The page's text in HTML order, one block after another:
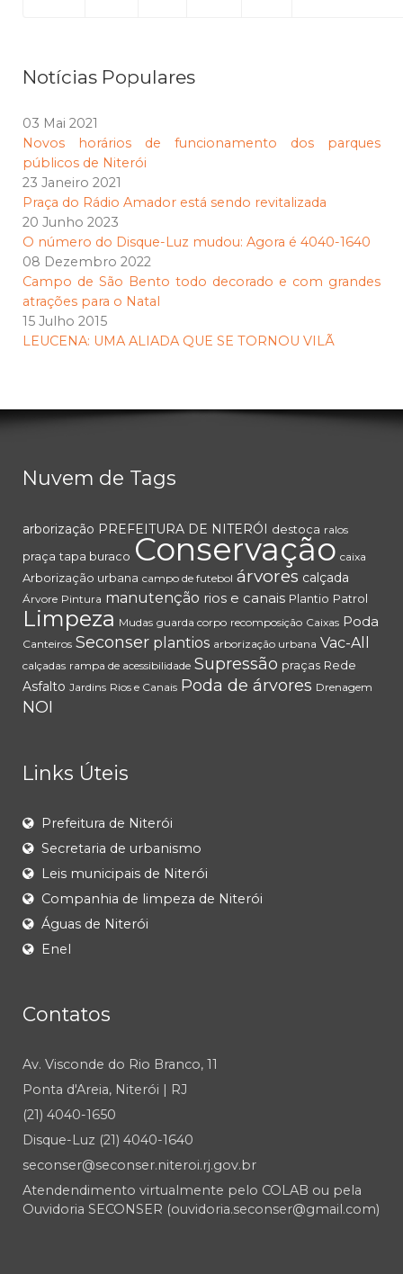
Notícias Populares
03 Mai 2021
Novos horários de funcionamento dos parques
públicos de Niterói
23 Janeiro 2021
Praça do Rádio Amador está sendo revitalizada
20 Junho 2023
O número do Disque-Luz mudou: Agora é 4040-1640
08 Dezembro 2022
Campo de São Bento todo decorado e com grandes
atrações para o Natal
15 Julho 2015
LEUCENA: UMA ALIADA QUE SE TORNOU VILÃ
Nuvem de Tags
arborização PREFEITURA DE NITERÓI destoca ralos
praça tapa buraco Conservação caixa
Arborização urbana campo de futebol árvores calçada
Árvore Pintura manutenção rios e canais Plantio Patrol
Limpeza Mudas guarda corpo recomposição Caixas Poda
Canteiros Seconser plantios arborização urbana Vac-All
calçadas rampa de acessibilidade Supressão praças Rede
Asfalto Jardins Rios e Canais Poda de árvores Drenagem
NOI
Links Úteis
Prefeitura de Niterói
Secretaria de urbanismo
Leis municipais de Niterói
Companhia de limpeza de Niterói
Águas de Niterói
Enel
Contatos
Av. Visconde do Rio Branco, 11
Ponta d'Areia, Niterói | RJ
(21) 4040-1650
Disque-Luz (21) 4040-1640
seconser@seconser.niteroi.rj.gov.br
Atendendimento virtualmente pelo COLAB ou pela
Ouvidoria SECONSER (ouvidoria.seconser@gmail.com)